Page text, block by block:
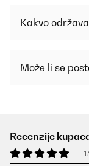
Kakvo
Može li se
Recenzije